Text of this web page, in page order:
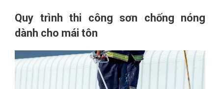
Quy trình thi công sơn chống nóng
dành cho mái tôn